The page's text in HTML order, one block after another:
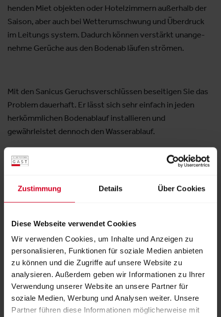
Zustimmung Details Über Cookies
Diese Webseite verwendet Cookies
Wir verwenden Cookies, um Inhalte und Anzeigen zu
personalisieren, Funktionen für soziale Medien anbieten
zu können und die Zugriffe auf unsere Website zu
analysieren. Außerdem geben wir Informationen zu Ihrer
Verwendung unserer Website an unsere Partner für
soziale Medien, Werbung und Analysen weiter. Unsere
Partner führen diese Informationen möglicherweise mit
henden Miet objekten oder Hotelzimmern außerhalb der
Saison, aber auch bei Wetterumschwung und Überdruck
im Leitungs system. Dadurch können verstärkt unange­
nehme Gerüche aus den Bodenab läufen strömen.
Mit den Sanicus Geruchsverschlüssen beseitigen Sie das
Problem dauerhaft. Er lässt sich sehr einfach in jeden
herkömmlichen Bodenablauf installieren und
gewährleistet dennoch den Wasserablauf.
Sanicus GmbH
Dokumente
G1 Datenblatt
PDF |698 kB